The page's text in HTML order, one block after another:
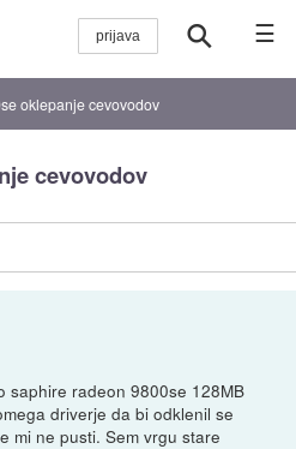
☰
oklepanje cevovodov
cevovodov
saphire radeon 9800se 128MB
driverje da bi odklenil se
mi ne pusti. Sem vrgu stare